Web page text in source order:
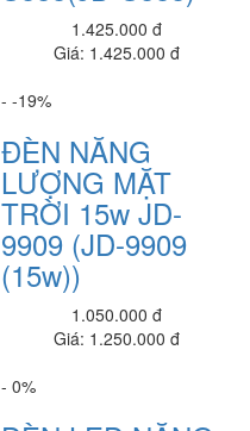
1.425.000 đ
Giá: 1.425.000 đ
- -19%
ĐÈN NĂNG
LƯỢNG MẶT
TRỜI 15w JD-
9909 (JD-9909
(15w))
1.050.000 đ
Giá: 1.250.000 đ
- 0%